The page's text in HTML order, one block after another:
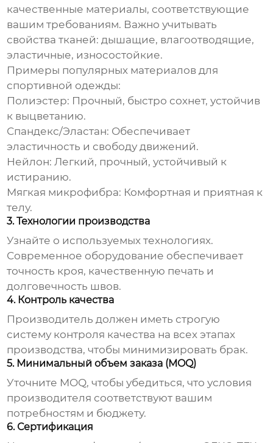
качественные материалы, соответствующие
вашим требованиям. Важно учитывать
свойства тканей: дышащие, влагоотводящие,
эластичные, износостойкие.
Примеры популярных материалов для
спортивной одежды:
Полиэстер: Прочный, быстро сохнет, устойчив
к выцветанию.
Спандекс/Эластан: Обеспечивает
эластичность и свободу движений.
Нейлон: Легкий, прочный, устойчивый к
истиранию.
Мягкая микрофибра: Комфортная и приятная к
телу.
3. Технологии производства
Узнайте о используемых технологиях.
Современное оборудование обеспечивает
точность кроя, качественную печать и
долговечность швов.
4. Контроль качества
Производитель должен иметь строгую
систему контроля качества на всех этапах
производства, чтобы минимизировать брак.
5. Минимальный объем заказа (MOQ)
Уточните MOQ, чтобы убедиться, что условия
производителя соответствуют вашим
потребностям и бюджету.
6. Сертификация